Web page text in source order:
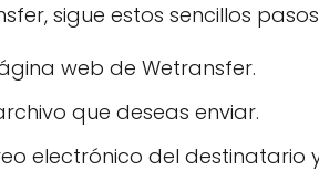
sigue estos sencillos
web de Wetransfer.
que deseas enviar.
electrónico del destinatario